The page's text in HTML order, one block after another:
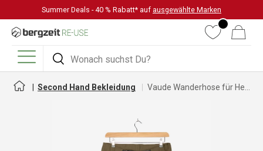
DIREKT ZUM INHALT
Summer Deals - 40 % Rabatt* auf ausgewählte Marken
Suchen
Suchen
WunschlisteWarenkorb
Menü
Second Hand Bekleidung